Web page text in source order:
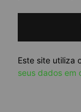
Este site utiliza
seus dados em